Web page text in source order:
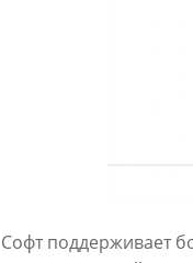
Софт поддерживает